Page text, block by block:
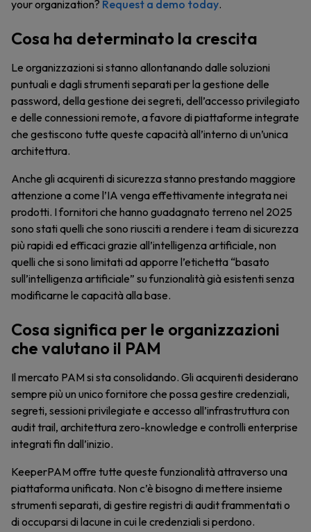
your organization? Request a demo today.
Cosa ha determinato la crescita
Le organizzazioni si stanno allontanando dalle soluzioni
puntuali e dagli strumenti separati per la gestione delle
password, della gestione dei segreti, dell’accesso privilegiato
e delle connessioni remote, a favore di piattaforme integrate
che gestiscono tutte queste capacità all’interno di un’unica
architettura.
Anche gli acquirenti di sicurezza stanno prestando maggiore
attenzione a come l’IA venga effettivamente integrata nei
prodotti. I fornitori che hanno guadagnato terreno nel 2025
sono stati quelli che sono riusciti a rendere i team di sicurezza
più rapidi ed efficaci grazie all’intelligenza artificiale, non
quelli che si sono limitati ad apporre l’etichetta “basato
sull’intelligenza artificiale” su funzionalità già esistenti senza
modificarne le capacità alla base.
Cosa significa per le organizzazioni
che valutano il PAM
Il mercato PAM si sta consolidando. Gli acquirenti desiderano
sempre più un unico fornitore che possa gestire credenziali,
segreti, sessioni privilegiate e accesso all’infrastruttura con
audit trail, architettura zero-knowledge e controlli enterprise
integrati fin dall’inizio.
KeeperPAM offre tutte queste funzionalità attraverso una
piattaforma unificata. Non c’è bisogno di mettere insieme
strumenti separati, di gestire registri di audit frammentati o
di occuparsi di lacune in cui le credenziali si perdono.